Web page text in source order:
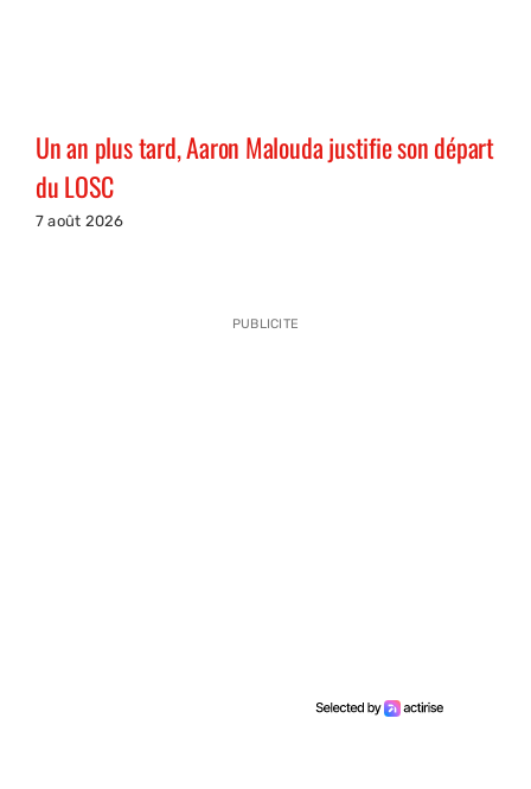
Un an plus tard, Aaron Malouda justifie son départ
du LOSC
7 août 2026
PUBLICITE